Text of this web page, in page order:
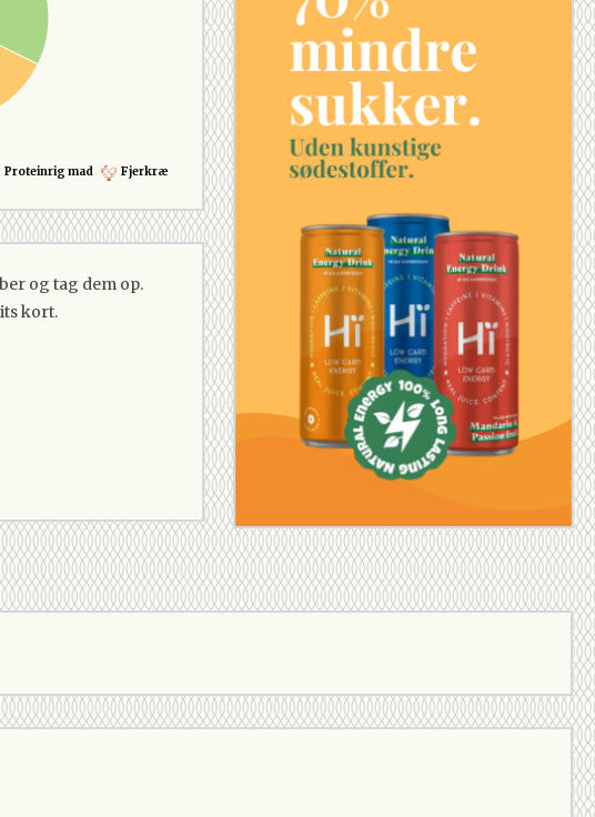
Proteinrig mad Fjerkræ
og tag dem op.
kort.